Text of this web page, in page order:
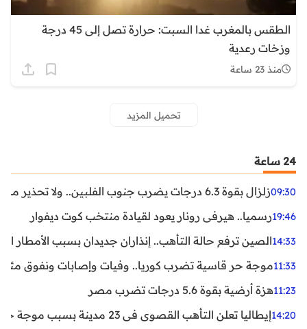
الطقس بالمغرب غدا السبت: حرارة تصل إلى 45 درجة
وزخات رعدية
منذ 23 ساعة
تحميل المزيد
24 ساعة
09:30زلزال بقوة 6.3 درجات يضرب جنوب الفلبين.. ولا تحذير من تسونامي حتى الآن
19:46رسميا.. هيرفي رونار يعود لقيادة منتخب كوت ديفوار
14:33الصين ترفع حالة التأهب.. إنذاران جديدان بسبب الأمطار
11:33موجة حر قاسية تضرب كوريا.. وفيات وإصابات ونفوق مئات
11:23هزة أرضية بقوة 5.6 درجات تضرب مصر
14:20إيطاليا تعلن التأهب القصوى في 23 مدينة بسبب موجة حر شديدة